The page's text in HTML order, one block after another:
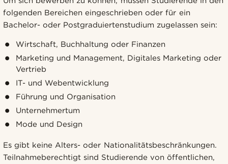
folgenden Bereichen eingeschrieben oder für ein
Bachelor- oder Postgraduiertenstudium zugelassen sein:
Wirtschaft, Buchhaltung oder Finanzen
Marketing und Management, Digitales Marketing oder
Vertrieb
IT- und Webentwicklung
Führung und Organisation
Unternehmertum
Mode und Design
Es gibt keine Alters- oder Nationalitätsbeschränkungen.
Teilnahmeberechtigt sind Studierende von öffentlichen,